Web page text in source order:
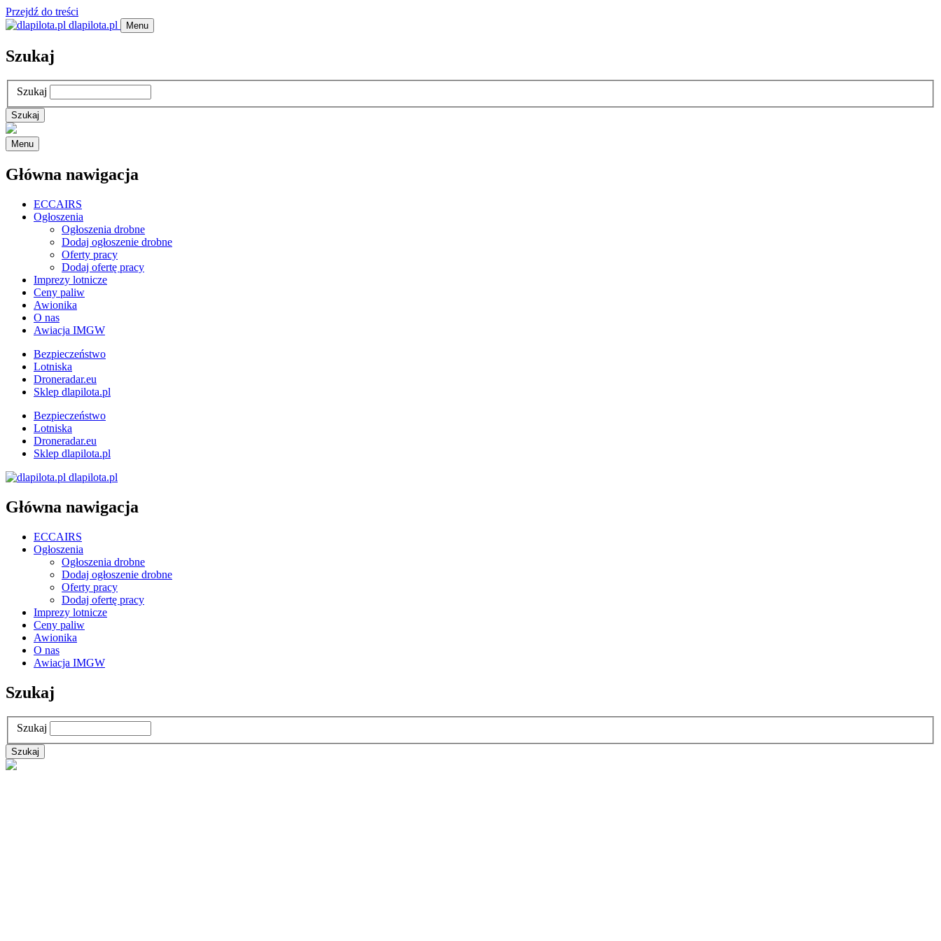
Przejdź do treści
dlapilota.pl
Menu
Szukaj
Szukaj
Menu
Główna nawigacja
ECCAIRS
Ogłoszenia
Ogłoszenia drobne
Dodaj ogłoszenie drobne
Oferty pracy
Dodaj ofertę pracy
Imprezy lotnicze
Ceny paliw
Awionika
O nas
Awiacja IMGW
Bezpieczeństwo
Lotniska
Droneradar.eu
Sklep dlapilota.pl
Bezpieczeństwo
Lotniska
Droneradar.eu
Sklep dlapilota.pl
dlapilota.pl
Główna nawigacja
ECCAIRS
Ogłoszenia
Ogłoszenia drobne
Dodaj ogłoszenie drobne
Oferty pracy
Dodaj ofertę pracy
Imprezy lotnicze
Ceny paliw
Awionika
O nas
Awiacja IMGW
Szukaj
Szukaj